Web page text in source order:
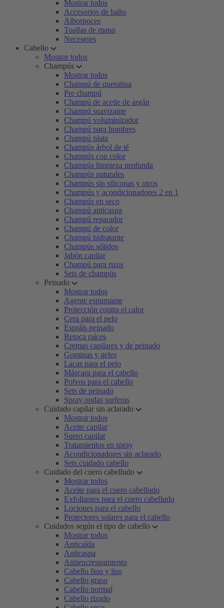
Mostrar todos
Accesorios de baño
Albornoces
Toallas de mano
Neceseres
Cabello
Mostrar todos
Champús
Mostrar todos
Champú de queratina
Pre champú
Champú de aceite de argán
Champú suavizante
Champú voluminizador
Champú para hombres
Champú plata
Champús árbol de té
Champús con color
Champús limpieza profunda
Champús naturales
Champús sin siliconas y otros
Champús y acondicionadores 2 en 1
Champús en seco
Champú anticaspa
Champú reparador
Champú de color
Champú hidratante
Champús sólidos
Jabón capilar
Champú para rizos
Sets de champús
Peinado
Mostrar todos
Agente espumante
Protección contra el calor
Cera para el pelo
Espráis peinado
Retoca raíces
Cremas capilares y de peinado
Gominas y geles
Lacas para el pelo
Máscara para el cabello
Polvos para el cabello
Sets de peinado
Spray ondas surferas
Cuidado capilar sin aclarado
Mostrar todos
Aceite capilar
Suero capilar
Tratamientos en spray
Acondicionadores sin aclarado
Sets cuidado cabello
Cuidado del cuero cabelludo
Mostrar todos
Aceite para el cuero cabelludo
Exfoliantes para el cuero cabelludo
Lociones para el cabello
Protectores solares para el cabello
Cuidados según el tipo de cabello
Mostrar todos
Anticaída
Anticaspa
Antiencrespamiento
Cabello fino y liso
Cabello graso
Cabello normal
Cabello rizado